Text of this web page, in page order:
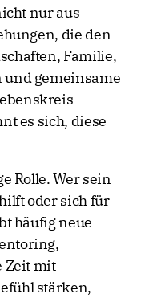
nur aus
die den
Familie,
und gemeinsame
es sich, diese
Rolle. Wer sein
oder sich für
häufig neue
Zeit mit
stärken,